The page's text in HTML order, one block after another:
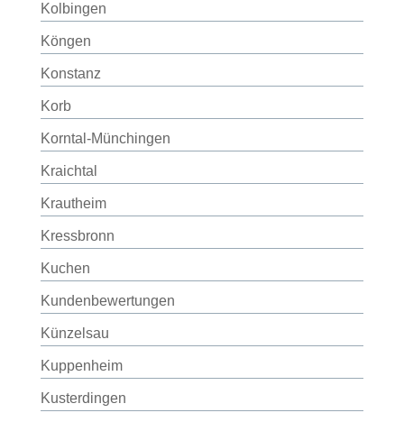
Kolbingen
Köngen
Konstanz
Korb
Korntal-Münchingen
Kraichtal
Krautheim
Kressbronn
Kuchen
Kundenbewertungen
Künzelsau
Kuppenheim
Kusterdingen